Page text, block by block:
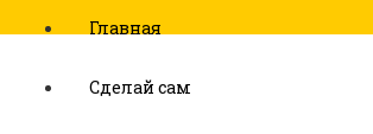
Главная
Сделай сам